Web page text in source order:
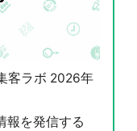
客ラボ 2026年
報を発信する